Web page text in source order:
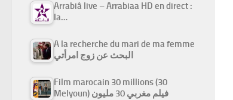
Arrabiâ live – Arrabiaa HD en direct :
la…
A la recherche du mari de ma femme
البحث عن زوج امرأتي
Film marocain 30 millions (30
Melyoun) فيلم مغربي 30 مليون